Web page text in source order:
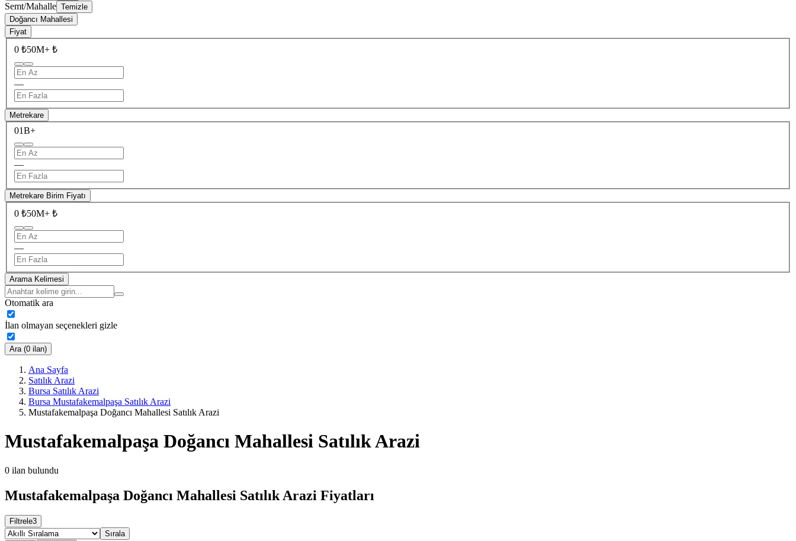
Semt/Mahalle Temizle
Doğancı Mahallesi
Fiyat
0 ₺50M+ ₺
—
Metrekare
01B+
—
Metrekare Birim Fiyatı
0 ₺50M+ ₺
—
Arama Kelimesi
Otomatik ara
İlan olmayan seçenekleri gizle
Ara (0 ilan)
Ana Sayfa
Satılık Arazi
Bursa Satılık Arazi
Bursa Mustafakemalpaşa Satılık Arazi
Mustafakemalpaşa Doğancı Mahallesi Satılık Arazi
Mustafakemalpaşa Doğancı Mahallesi Satılık Arazi
0 ilan bulundu
Mustafakemalpaşa Doğancı Mahallesi Satılık Arazi Fiyatları
Filtrele3
Sırala